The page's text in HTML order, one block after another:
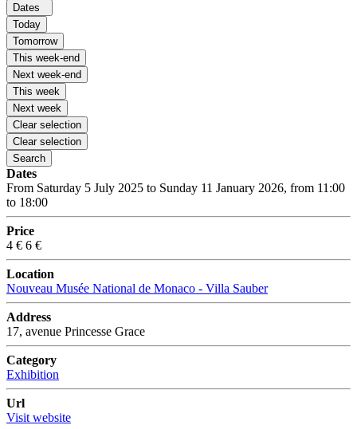
Dates
Today
Tomorrow
This week-end
Next week-end
This week
Next week
Clear selection
Clear selection
Search
Dates
From Saturday 5 July 2025 to Sunday 11 January 2026, from 11:00
to 18:00
Price
4 € 6 €
Location
Nouveau Musée National de Monaco - Villa Sauber
Address
17, avenue Princesse Grace
Category
Exhibition
Url
Visit website